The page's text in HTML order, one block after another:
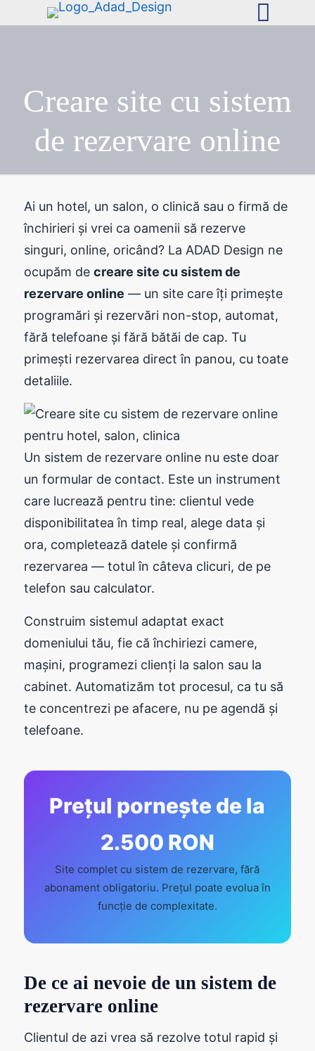
Creare site cu sistem
de rezervare online
Ai un hotel, un salon, o clinică sau o firmă de
închirieri și vrei ca oamenii să rezerve
singuri, online, oricând? La ADAD Design ne
ocupăm de creare site cu sistem de
rezervare online — un site care îți primește
programări și rezervări non-stop, automat,
fără telefoane și fără bătăi de cap. Tu
primești rezervarea direct în panou, cu toate
detaliile.
Un sistem de rezervare online nu este doar
un formular de contact. Este un instrument
care lucrează pentru tine: clientul vede
disponibilitatea în timp real, alege data și
ora, completează datele și confirmă
rezervarea — totul în câteva clicuri, de pe
telefon sau calculator.
Construim sistemul adaptat exact
domeniului tău, fie că închiriezi camere,
mașini, programezi clienți la salon sau la
cabinet. Automatizăm tot procesul, ca tu să
te concentrezi pe afacere, nu pe agendă și
telefoane.
Prețul pornește de la
2.500 RON
Site complet cu sistem de rezervare, fără
abonament obligatoriu. Prețul poate evolua în
funcție de complexitate.
De ce ai nevoie de un sistem de
rezervare online
Clientul de azi vrea să rezolve totul rapid și